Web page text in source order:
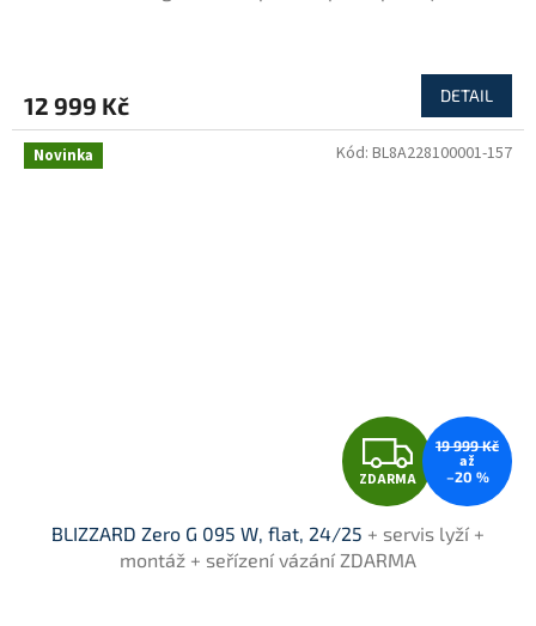
12 999 Kč DETAIL
Novinka
Z
D
A
ZDARMA
19 999 Kč
až
–20 %
BLIZZARD Zero G 095 W, flat, 24/25 + servis lyží +
montáž + seřízení vázání ZDARMA
Kód: BL8A228100001-157